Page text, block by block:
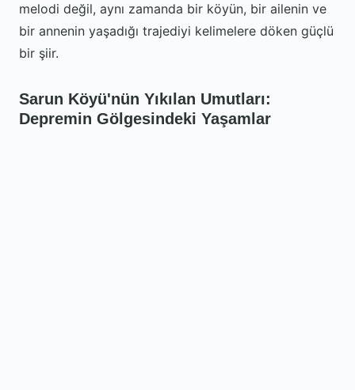
melodi değil, aynı zamanda bir köyün, bir ailenin ve
bir annenin yaşadığı trajediyi kelimelere döken güçlü
bir şiir.
Sarun Köyü'nün Yıkılan Umutları:
Depremin Gölgesindeki Yaşamlar